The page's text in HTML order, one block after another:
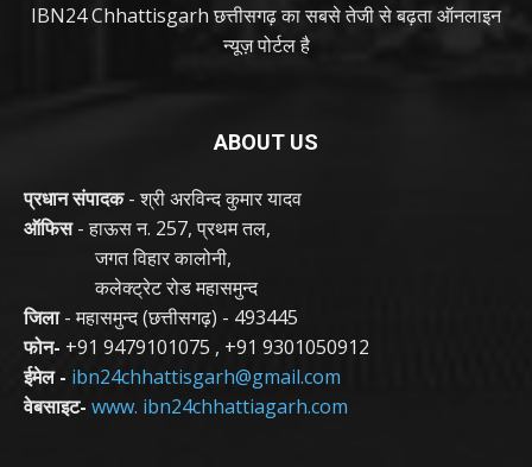
IBN24 Chhattisgarh छत्तीसगढ़ का सबसे तेजी से बढ़ता ऑनलाइन
न्यूज़ पोर्टल है
ABOUT US
प्रधान संपादक- श्री अरविन्द कुमार यादव
ऑफिस- हाऊस न. 257, प्रथम तल,
जगत विहार कालोनी,
कलेक्ट्रेट रोड महासमुन्द
जिला- महासमुन्द (छत्तीसगढ़) - 493445
फोन- +91 9479101075 , +91 9301050912
ईमेल - ibn24chhattisgarh@gmail.com
वेबसाइट- www. ibn24chhattiagarh.com